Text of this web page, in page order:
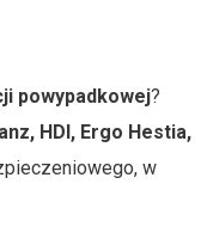
powypadkowej?
HDI, Ergo Hestia,
w